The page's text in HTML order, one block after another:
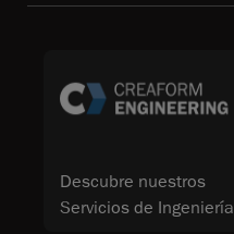
Descubre nuestros
Servicios de Ingeniería